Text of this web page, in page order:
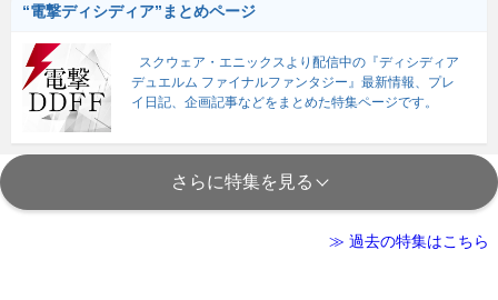
“電撃ディシディア”まとめページ
スクウェア・エニックスより配信中の『ディシディア
デュエルム ファイナルファンタジー』最新情報、プレ
イ日記、企画記事などをまとめた特集ページです。
さらに特集を見る
≫ 過去の特集はこちら